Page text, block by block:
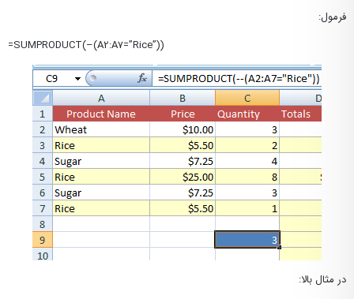
فرمول:
=SUMPRODUCT(–(A2:A7=”Rice”))
در مثال بالا: